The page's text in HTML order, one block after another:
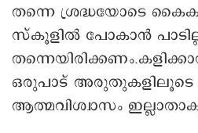
തന്നെ ശ്രദ്ധയോടെ
സ്കൂളിൽ പോകാൻ
ഒരുപാട് അരുതുകളിലൂടെ
ആത്മവിശ്വാസം